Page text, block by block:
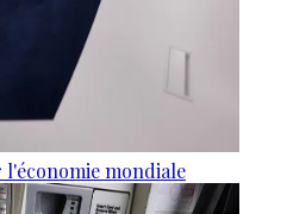
l'économie mondiale